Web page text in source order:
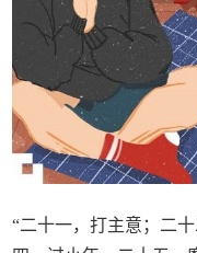
“二十一，打主意；二